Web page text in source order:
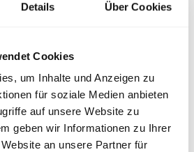
Details Über Cookies
Cookies
um Inhalte und Anzeigen zu
für soziale Medien anbieten
auf unsere Website zu
geben wir Informationen zu Ihrer
an unsere Partner für